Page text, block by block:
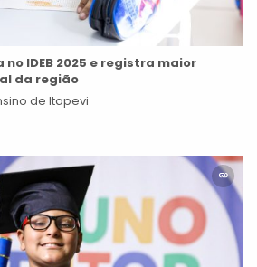
IDEB 2025 e registra maior
da região
de Itapevi